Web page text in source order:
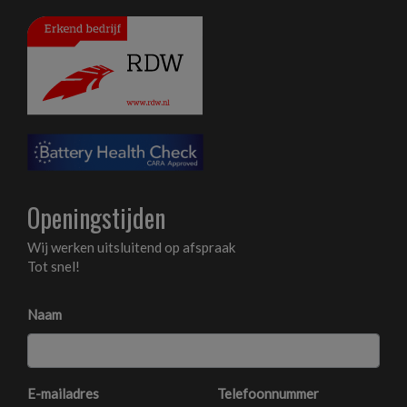
Openingstijden
Wij werken uitsluitend op afspraak
Tot snel!
Naam
E-mailadres Telefoonnummer